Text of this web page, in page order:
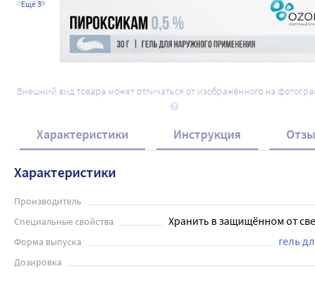
Ещё 3
Внешний вид товара может отличаться от изображённого на
Характеристики Инструкция
Характеристики
Производитель
Специальные свойства Хранить в защищённом от
Форма выпуска гель
Дозировка